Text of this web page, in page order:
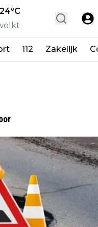
24°C
112 Zakelijk